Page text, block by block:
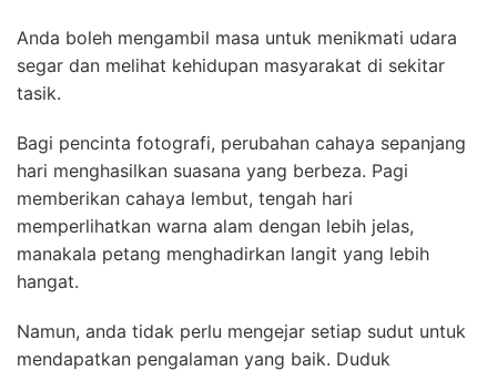
Anda boleh mengambil masa untuk menikmati udara
segar dan melihat kehidupan masyarakat di sekitar
tasik.
Bagi pencinta fotografi, perubahan cahaya sepanjang
hari menghasilkan suasana yang berbeza. Pagi
memberikan cahaya lembut, tengah hari
memperlihatkan warna alam dengan lebih jelas,
manakala petang menghadirkan langit yang lebih
hangat.
Namun, anda tidak perlu mengejar setiap sudut untuk
mendapatkan pengalaman yang baik. Duduk